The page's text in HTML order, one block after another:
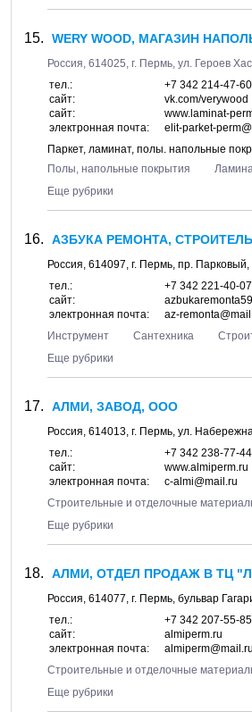
WERY WOOD, МАГАЗИН
Россия, 614025, г. Пермь, ул. Героев
тел.:
+7 342 214-47-60
сайт:
vk.com/verywood
сайт:
www.laminat-
электронная почта:
elit-parket-
Паркет, ламинат, полы. напольные
Полы, напольные покрытия
Еще рубрики
АЗБУКА РЕМОНТА,
Россия, 614097, г. Пермь, пр. Парковый,
тел.:
+7 342 221-40-07
сайт:
электронная почта:
az-
Инструмент
Сантехника
Еще рубрики
АЛМИ, ЗАВОД, ООО
Россия, 614013, г. Пермь, ул.
тел.:
+7 342 238-77-44
сайт:
www.almiperm.ru
электронная почта:
c-almi@mail.ru
Строительные и отделочные
Еще рубрики
АЛМИ, ОТДЕЛ ПРОДАЖ В ТЦ
Россия, 614077, г. Пермь, бульвар
тел.:
+7 342 207-55-85
сайт:
almiperm.ru
электронная почта:
almiperm@mail.ru
Строительные и отделочные
Еще рубрики